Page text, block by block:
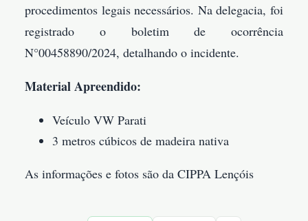
procedimentos legais necessários. Na delegacia, foi
registrado o boletim de ocorrência
N°00458890/2024, detalhando o incidente.
Material Apreendido:
Veículo VW Parati
3 metros cúbicos de madeira nativa
As informações e fotos são da CIPPA Lençóis